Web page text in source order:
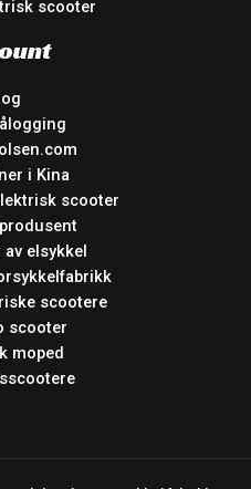
scooter
i Kina
scooter
elsykkel
scootere
scooter
moped